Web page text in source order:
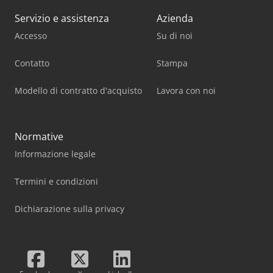
Servizio e assistenza
Accesso
Contatto
Modello di contratto d'acquisto
Azienda
Su di noi
Stampa
Lavora con noi
Normative
Informazione legale
Termini e condizioni
Dichiarazione sulla privacy